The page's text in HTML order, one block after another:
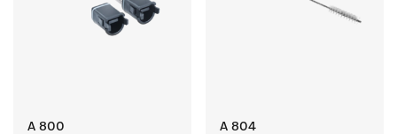
A 800 A 804